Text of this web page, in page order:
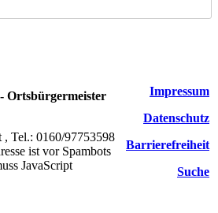
Ortsbürgermeister
Tel.: 0160/97753598
ist vor Spambots
JavaScript
Impressum
Datenschutz
Barrierefreiheit
Suche